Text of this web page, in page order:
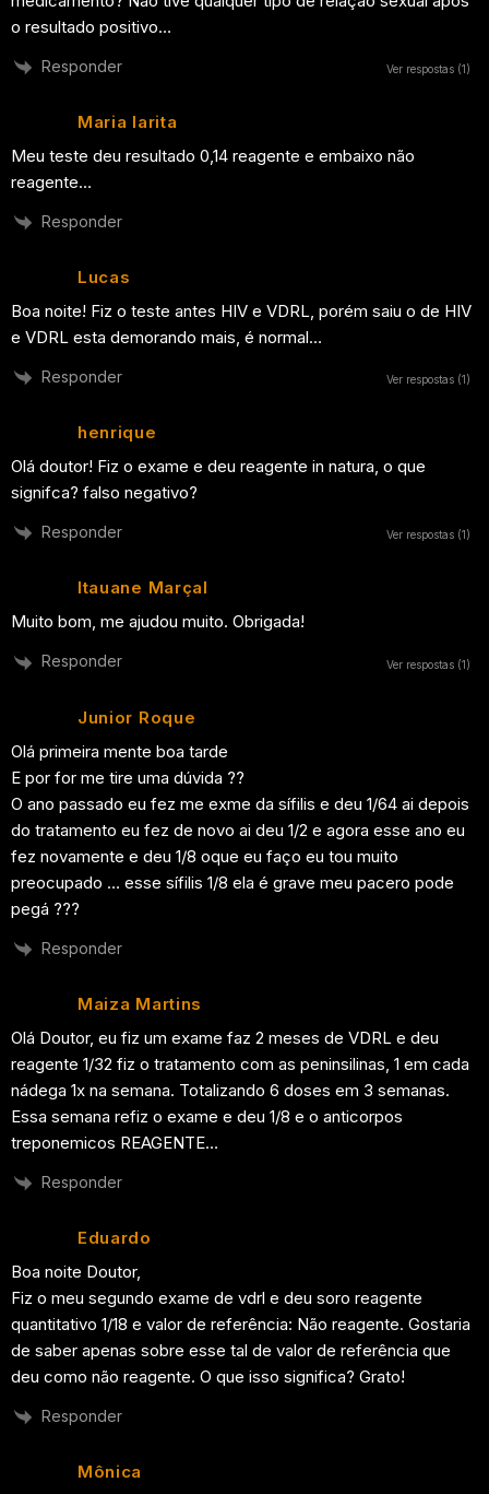
o resultado positivo…
Responder Ver respostas (1)
Maria larita
Meu teste deu resultado 0,14 reagente e embaixo não
reagente…
Responder
Lucas
Boa noite! Fiz o teste antes HIV e VDRL, porém saiu o de HIV
e VDRL esta demorando mais, é normal…
Responder Ver respostas (1)
henrique
Olá doutor! Fiz o exame e deu reagente in natura, o que
signifca? falso negativo?
Responder Ver respostas (1)
Itauane Marçal
Muito bom, me ajudou muito. Obrigada!
Responder Ver respostas (1)
Junior Roque
Olá primeira mente boa tarde
E por for me tire uma dúvida ??
O ano passado eu fez me exme da sífilis e deu 1/64 ai depois
do tratamento eu fez de novo ai deu 1/2 e agora esse ano eu
fez novamente e deu 1/8 oque eu faço eu tou muito
preocupado … esse sífilis 1/8 ela é grave meu pacero pode
pegá ???
Responder
Maiza Martins
Olá Doutor, eu fiz um exame faz 2 meses de VDRL e deu
reagente 1/32 fiz o tratamento com as peninsilinas, 1 em cada
nádega 1x na semana. Totalizando 6 doses em 3 semanas.
Essa semana refiz o exame e deu 1/8 e o anticorpos
treponemicos REAGENTE…
Responder
Eduardo
Boa noite Doutor,
Fiz o meu segundo exame de vdrl e deu soro reagente
quantitativo 1/18 e valor de referência: Não reagente. Gostaria
de saber apenas sobre esse tal de valor de referência que
deu como não reagente. O que isso significa? Grato!
Responder
Mônica